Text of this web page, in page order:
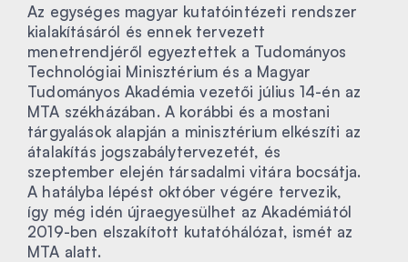
Az egységes magyar kutatóintézeti rendszer
kialakításáról és ennek tervezett
menetrendjéről egyeztettek a Tudományos
Technológiai Minisztérium és a Magyar
Tudományos Akadémia vezetői július 14-én az
MTA székházában. A korábbi és a mostani
tárgyalások alapján a minisztérium elkészíti az
átalakítás jogszabálytervezetét, és
szeptember elején társadalmi vitára bocsátja.
A hatályba lépést október végére tervezik,
így még idén újraegyesülhet az Akadémiától
2019-ben elszakított kutatóhálózat, ismét az
MTA alatt.